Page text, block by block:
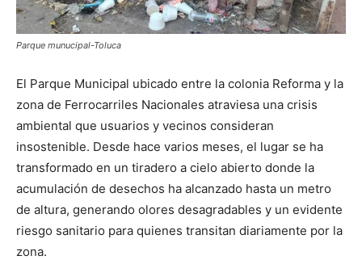
Parque munucipal-Toluca
El Parque Municipal ubicado entre la colonia Reforma y la
zona de Ferrocarriles Nacionales atraviesa una crisis
ambiental que usuarios y vecinos consideran
insostenible. Desde hace varios meses, el lugar se ha
transformado en un tiradero a cielo abierto donde la
acumulación de desechos ha alcanzado hasta un metro
de altura, generando olores desagradables y un evidente
riesgo sanitario para quienes transitan diariamente por la
zona.